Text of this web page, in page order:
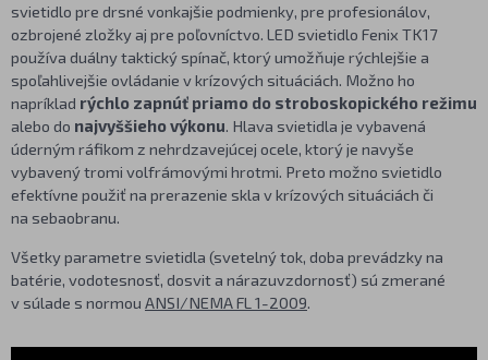
svietidlo pre drsné vonkajšie podmienky, pre profesionálov,
ozbrojené zložky aj pre poľovníctvo. LED svietidlo Fenix TK17
používa duálny taktický spínač, ktorý umožňuje rýchlejšie a
spoľahlivejšie ovládanie v krízových situáciách. Možno ho
napríklad rýchlo zapnúť priamo do stroboskopického režimu
alebo do najvyššieho výkonu. Hlava svietidla je vybavená
úderným ráfikom z nehrdzavejúcej ocele, ktorý je navyše
vybavený tromi volfrámovými hrotmi. Preto možno svietidlo
efektívne použiť na prerazenie skla v krízových situáciách či
na sebaobranu.
Všetky parametre svietidla (svetelný tok, doba prevádzky na
batérie, vodotesnosť, dosvit a nárazuvzdornosť) sú zmerané
v súlade s normou ANSI/NEMA FL 1-2009.